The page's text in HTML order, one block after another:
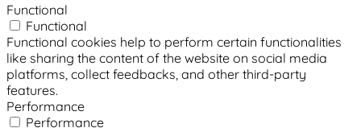
Functional
Functional
Functional cookies help to perform certain functionalities
like sharing the content of the website on social media
platforms, collect feedbacks, and other third-party
features.
Performance
Performance